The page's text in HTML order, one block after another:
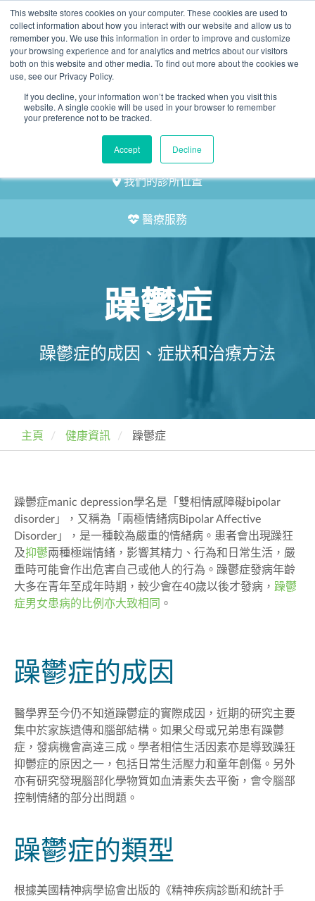
This website stores cookies on your computer. These cookies are used to
collect information about how you interact with our website and allow us to
remember you. We use this information in order to improve and customize
your browsing experience and for analytics and metrics about our visitors
both on this website and other media. To find out more about the cookies we
use, see our Privacy Policy.
If you decline, your information won’t be tracked when you visit this
website. A single cookie will be used in your browser to remember
your preference not to be tracked.
Accept Decline
2155 9055
預約
我們的診所位置
醫療服務
躁鬱症
躁鬱症的成因、症狀和治療方法
主頁 健康資訊 躁鬱症
躁鬱症manic depression學名是「雙相情感障礙bipolar
disorder 」，又稱為「兩極情緒病Bipolar Affective
Disorder 」，是一種較為嚴重的情緒病。患者會出現躁狂
及抑鬱兩種極端情緒，影響其精力、行為和日常生活，嚴
重時可能會作出危害自己或他人的行為。躁鬱症發病年齡
大多在青年至成年時期，較少會在40歲以後才發病， 躁鬱
症男女患病的比例亦大致相同 。
躁鬱症的成因
醫學界至今仍不知道躁鬱症的實際成因，近期的研究主要
集中於家族遺傳和腦部結構。如果父母或兄弟患有躁鬱
症，發病機會高逹三成。學者相信生活因素亦是導致躁狂
抑鬱症的原因之一，包括日常生活壓力和童年創傷。另外
亦有研究發現腦部化學物質如血清素失去平衡，會令腦部
控制情緒的部分出問題。
躁鬱症的類型
根據美國精神病學協會出版的《精神疾病診斷和統計手